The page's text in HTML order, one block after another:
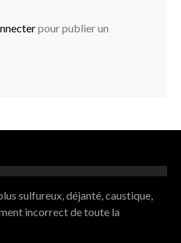
pour publier un
sulfureux, déjanté, caustique,
incorrect de toute la